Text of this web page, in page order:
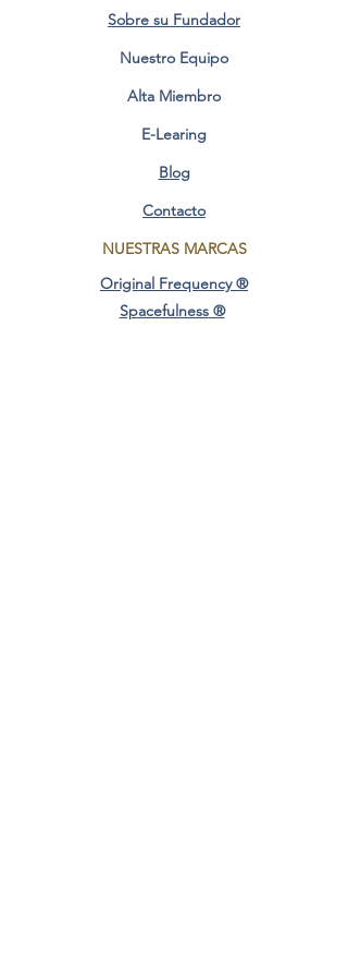
Sobre su Fundador
Nuestro Equipo
Alta Miembro
E-Learing
Blog
Contacto
NUESTRAS MARCAS
Original Frequency ®
Spacefulness®